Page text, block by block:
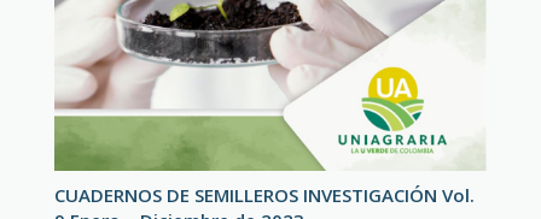
CUADERNOS DE SEMILLEROS INVESTIGACIÓN Vol.